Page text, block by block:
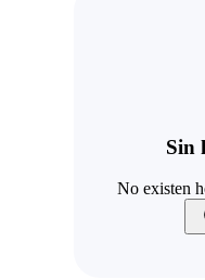
Sin
No existen